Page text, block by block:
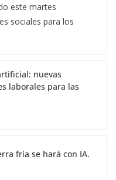
este martes
sociales para los
nuevas
laborales para las
fría se hará con IA.